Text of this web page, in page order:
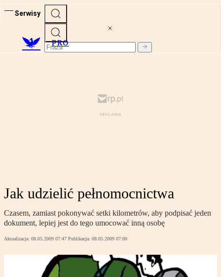
Serwisy
PRO
Jak udzielić pełnomocnictwa
Czasem, zamiast pokonywać setki kilometrów, aby podpisać jeden
dokument, lepiej jest do tego umocować inną osobę
Aktualizacja: 08.05.2009 07:47 Publikacja: 08.05.2009 07:00